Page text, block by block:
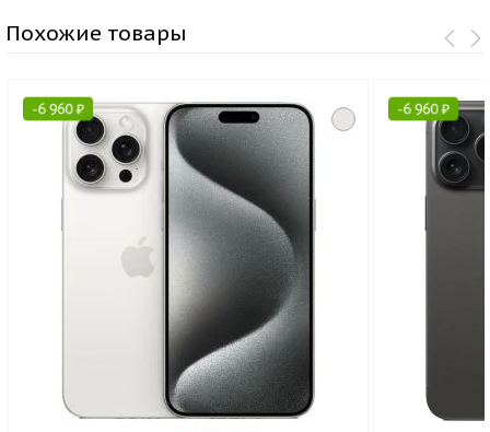
Похожие товары
-6 960₽ -6 960₽